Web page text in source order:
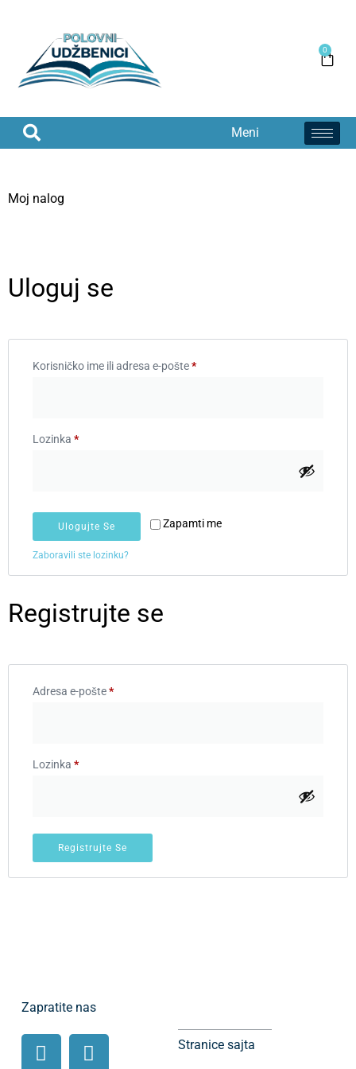
0
Meni
Moj nalog
Uloguj se
Korisničko ime ili adresa e-pošte*
Lozinka *
Zapamti me
Ulogujte Se
Zaboravili ste lozinku?
Registrujte se
Adresa e-pošte*
Lozinka *
Registrujte Se
Stranice sajta
Zapratite nas